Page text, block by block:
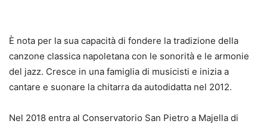
È nota per la sua capacità di fondere la tradizione della
canzone classica napoletana con le sonorità e le armonie
del jazz. Cresce in una famiglia di musicisti e inizia a
cantare e suonare la chitarra da autodidatta nel 2012.
Nel 2018 entra al Conservatorio San Pietro a Majella di